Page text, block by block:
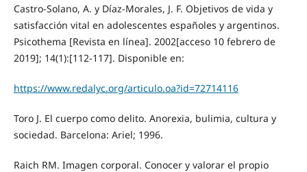
Castro-Solano, A. y Díaz-Morales, J. F. Objetivos de vida y
satisfacción vital en adolescentes españoles y argentinos.
Psicothema [Revista en línea]. 2002[acceso 10 febrero de
2019]; 14(1):[112-117]. Disponible en:
https://www.redalyc.org/articulo.oa?id=72714116
Toro J. El cuerpo como delito. Anorexia, bulimia, cultura y
sociedad. Barcelona: Ariel; 1996.
Raich RM. Imagen corporal. Conocer y valorar el propio